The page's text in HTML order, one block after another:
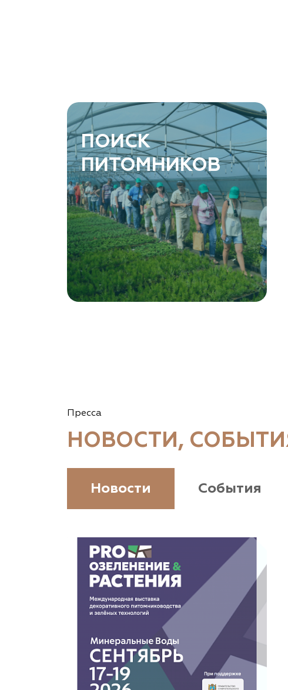
ArtGreen (питомник декоративных
растений, АртГрин)
Ростовская область, Ростов-на-Дону,
Левобережная ул, дом № 37
8 966 206 7222
www.art-green.ru
Garden Group, ООО «Девелопмент Груп»
Томская область, Томский р-н, посёлок
Ветеран-4, СНТ Снабженец
Гомельская область, Гомельский р-н, с/с
Прибытковский, д. Климовка, ул. Совхозная 2-я,
Ташкентская область, Зангиатинский р-н, ул.
Канимаева, д. 9
«ЁЛЫ-ПАЛЫ», питомник декоративных
Самарская область, с. Подстепки, ул.
Фермерская 14 А
www.yoly-paly.ru
ПОИСК
ПИТОМНИКОВ
Пресса
НОВОСТИ,
Новости События